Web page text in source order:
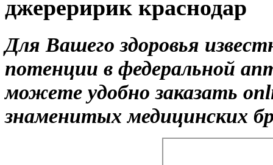
джереририк краснодар
Для Вашего здоровья
потенции в федеральной
можете удобно заказать
знаменитых медицинских